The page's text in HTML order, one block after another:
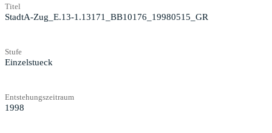
Titel
StadtA-Zug_E.13-1.13171_BB10176_19980515_GR
Stufe
Einzelstueck
Entstehungszeitraum
1998